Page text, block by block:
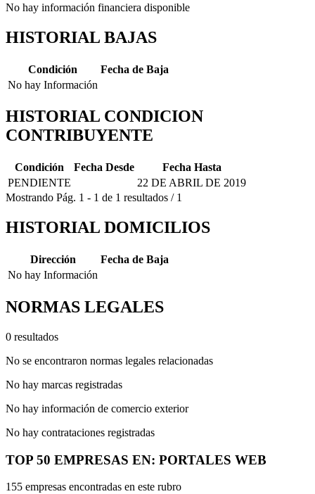
No hay información financiera disponible
HISTORIAL BAJAS
Condición
Fecha de Baja
No hay Información
HISTORIAL CONDICION
CONTRIBUYENTE
Condición Fecha Desde
Fecha Hasta
PENDIENTE
22 DE ABRIL DE 2019
Mostrando Pág. 1 - 1 de 1 resultados / 1
HISTORIAL DOMICILIOS
Dirección
Fecha de Baja
No hay Información
NORMAS LEGALES
0 resultados
No se encontraron normas legales relacionadas
No hay marcas registradas
No hay información de comercio exterior
No hay contrataciones registradas
TOP 50 EMPRESAS EN: PORTALES WEB
155 empresas encontradas en este rubro